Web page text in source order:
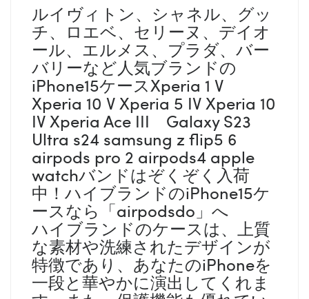
ルイヴィトン、シャネル、グッ
チ、ロエベ、セリーヌ、デイオ
ール、エルメス、プラダ、バー
バリーなど人気ブランドの
iPhone15ケースXperia 1 V
Xperia 10 V Xperia 5 IV Xperia 10
IV Xperia Ace III Galaxy S23
Ultra s24 samsung z flip5 6
airpods pro 2 airpods4 apple
watchバンドはぞくぞく入荷
中！ハイブランドのiPhone15ケ
ースなら「airpodsdo」へ
ハイブランドのケースは、上質
な素材や洗練されたデザインが
特徴であり、あなたのiPhoneを
一段と華やかに演出してくれま